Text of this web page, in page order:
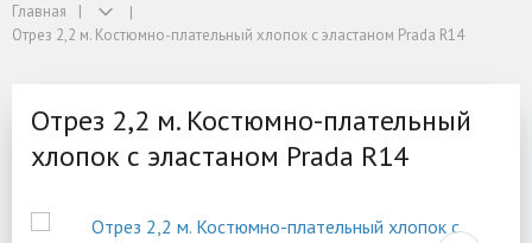
Главная
Отрез 2,2 м. Костюмно-плательный хлопок с эластаном Prada R14
Отрез 2,2 м. Костюмно-плательный
хлопок с эластаном Prada R14